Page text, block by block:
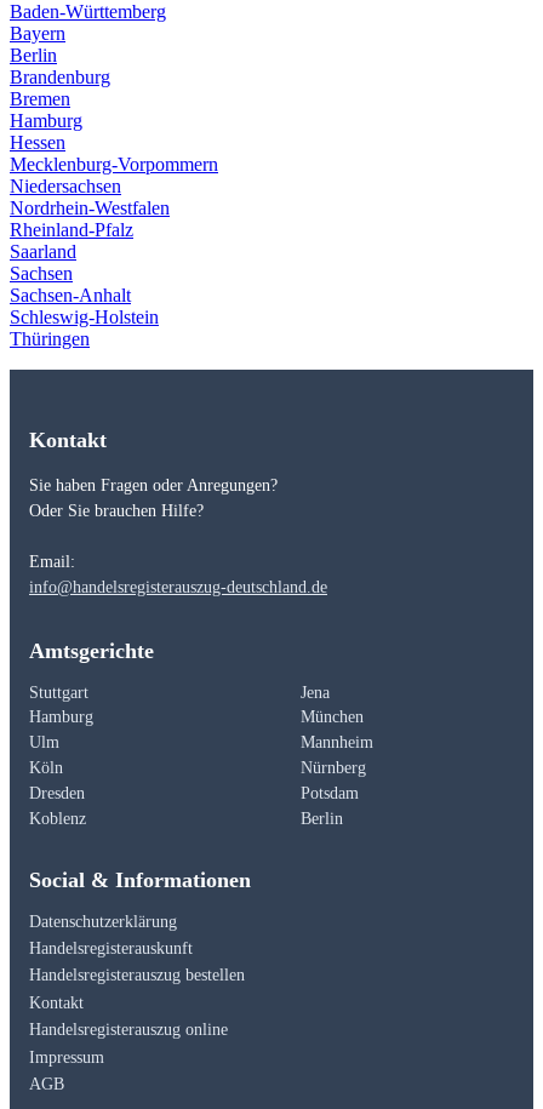
Baden-Württemberg
Bayern
Berlin
Brandenburg
Bremen
Hamburg
Hessen
Mecklenburg-Vorpommern
Niedersachsen
Nordrhein-Westfalen
Rheinland-Pfalz
Saarland
Sachsen
Sachsen-Anhalt
Schleswig-Holstein
Thüringen
Kontakt
Sie haben Fragen oder Anregungen?
Oder Sie brauchen Hilfe?
Email:
info@handelsregisterauszug-deutschland.de
Amtsgerichte
Stuttgart
Jena
Hamburg
München
Ulm
Mannheim
Köln
Nürnberg
Dresden
Potsdam
Koblenz
Berlin
Social & Informationen
Datenschutzerklärung
Handelsregisterauskunft
Handelsregisterauszug bestellen
Kontakt
Handelsregisterauszug online
Impressum
AGB